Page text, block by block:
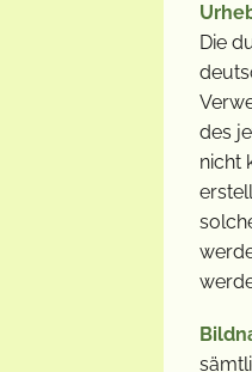
Die
des
nicht